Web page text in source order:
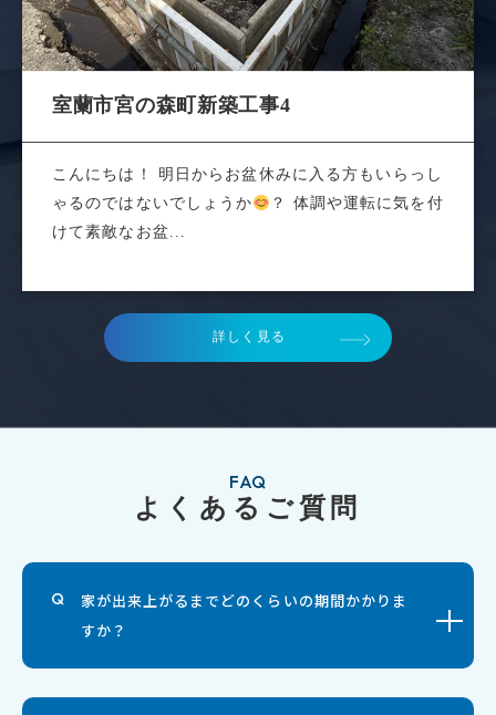
室蘭市宮の森町新築工事4
こんにちは！ 明日からお盆休みに入る方もいらっし
ゃるのではないでしょうか
？ 体調や運転に気を付
けて素敵なお盆...
詳しく見る
FAQ
よくあるご質問
家が出来上がるまでどのくらいの期間かかりま
すか？